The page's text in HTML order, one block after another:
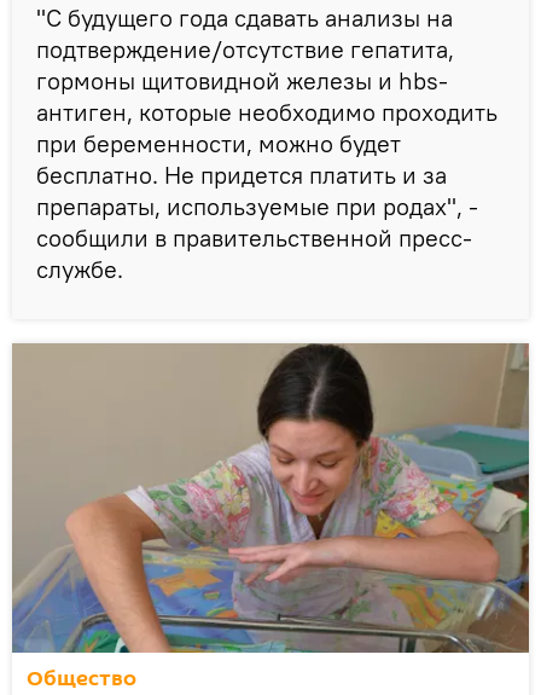
"С будущего года сдавать анализы на
подтверждение/отсутствие гепатита,
гормоны щитовидной железы и hbs-
антиген, которые необходимо проходить
при беременности, можно будет
бесплатно. Не придется платить и за
препараты, используемые при родах", -
сообщили в правительственной пресс-
службе.
Общество